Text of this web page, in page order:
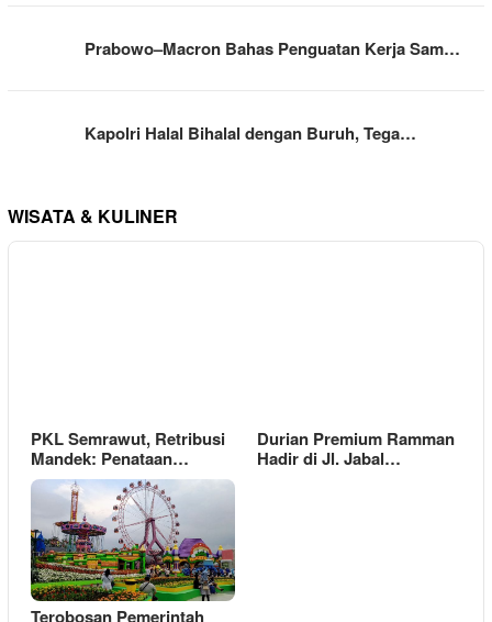
Prabowo–Macron Bahas Penguatan Kerja Sam…
Kapolri Halal Bihalal dengan Buruh, Tega…
WISATA & KULINER
PKL Semrawut, Retribusi
Mandek: Penataan…
Durian Premium Ramman
Hadir di Jl. Jabal…
Terobosan Pemerintah